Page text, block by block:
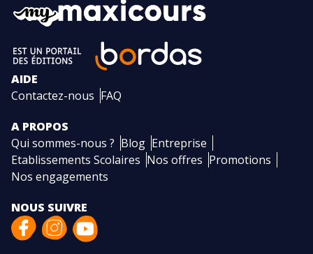
AIDE
Contactez-nous FAQ
A PROPOS
Qui sommes-nous ? Blog Entreprise
Etablissements Scolaires Nos offres Promotions
Nos engagements
NOUS SUIVRE